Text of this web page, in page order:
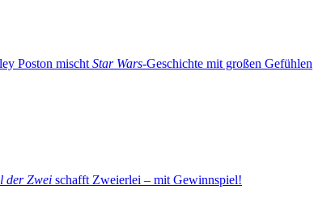
Poston mischt Star Wars-Geschichte mit großen Gefühlen
der Zwei schafft Zweierlei – mit Gewinnspiel!